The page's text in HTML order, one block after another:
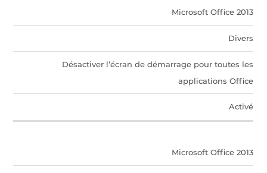
Microsoft Office 2013
Divers
Désactiver l’écran de démarrage pour toutes les
applications Office
Activé
Microsoft Office 2013